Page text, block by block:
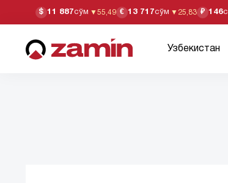
$ 11 887сўм ▼55,49 € 13 717сўм ▼ 25,83 ₽ 146
Узбекистан